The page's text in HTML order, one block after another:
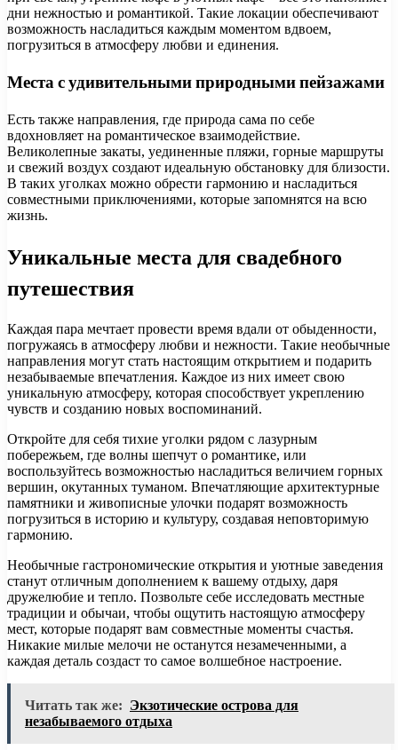
дни нежностью и романтикой. Такие локации обеспечивают
возможность насладиться каждым моментом вдвоем,
погрузиться в атмосферу любви и единения.
Места с удивительными природными пейзажами
Есть также направления, где природа сама по себе
вдохновляет на романтическое взаимодействие.
Великолепные закаты, уединенные пляжи, горные маршруты
и свежий воздух создают идеальную обстановку для близости.
В таких уголках можно обрести гармонию и насладиться
совместными приключениями, которые запомнятся на всю
жизнь.
Уникальные места для свадебного
путешествия
Каждая пара мечтает провести время вдали от обыденности,
погружаясь в атмосферу любви и нежности. Такие необычные
направления могут стать настоящим открытием и подарить
незабываемые впечатления. Каждое из них имеет свою
уникальную атмосферу, которая способствует укреплению
чувств и созданию новых воспоминаний.
Откройте для себя тихие уголки рядом с лазурным
побережьем, где волны шепчут о романтике, или
воспользуйтесь возможностью насладиться величием горных
вершин, окутанных туманом. Впечатляющие архитектурные
памятники и живописные улочки подарят возможность
погрузиться в историю и культуру, создавая неповторимую
гармонию.
Необычные гастрономические открытия и уютные заведения
станут отличным дополнением к вашему отдыху, даря
дружелюбие и тепло. Позвольте себе исследовать местные
традиции и обычаи, чтобы ощутить настоящую атмосферу
мест, которые подарят вам совместные моменты счастья.
Никакие милые мелочи не останутся незамеченными, а
каждая деталь создаст то самое волшебное настроение.
Читать так же: Экзотические острова для
незабываемого отдыха